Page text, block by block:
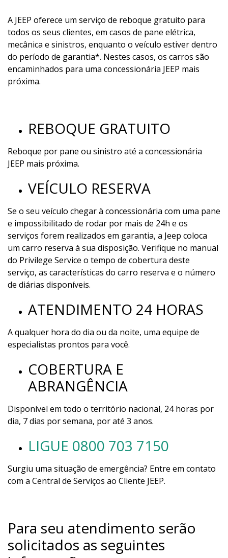
A JEEP oferece um serviço de reboque gratuito para
todos os seus clientes, em casos de pane elétrica,
mecânica e sinistros, enquanto o veículo estiver dentro
do período de garantia*. Nestes casos, os carros são
encaminhados para uma concessionária JEEP mais
próxima.
REBOQUE GRATUITO
Reboque por pane ou sinistro até a concessionária
JEEP mais próxima.
VEÍCULO RESERVA
Se o seu veículo chegar à concessionária com uma pane
e impossibilitado de rodar por mais de 24h e os
serviços forem realizados em garantia, a Jeep coloca
um carro reserva à sua disposição. Verifique no manual
do Privilege Service o tempo de cobertura deste
serviço, as características do carro reserva e o número
de diárias disponíveis.
ATENDIMENTO 24 HORAS
A qualquer hora do dia ou da noite, uma equipe de
especialistas prontos para você.
COBERTURA E
ABRANGÊNCIA
Disponível em todo o território nacional, 24 horas por
dia, 7 dias por semana, por até 3 anos.
LIGUE 0800 703 7150
Surgiu uma situação de emergência? Entre em contato
com a Central de Serviços ao Cliente JEEP.
Para seu atendimento serão
solicitados as seguintes